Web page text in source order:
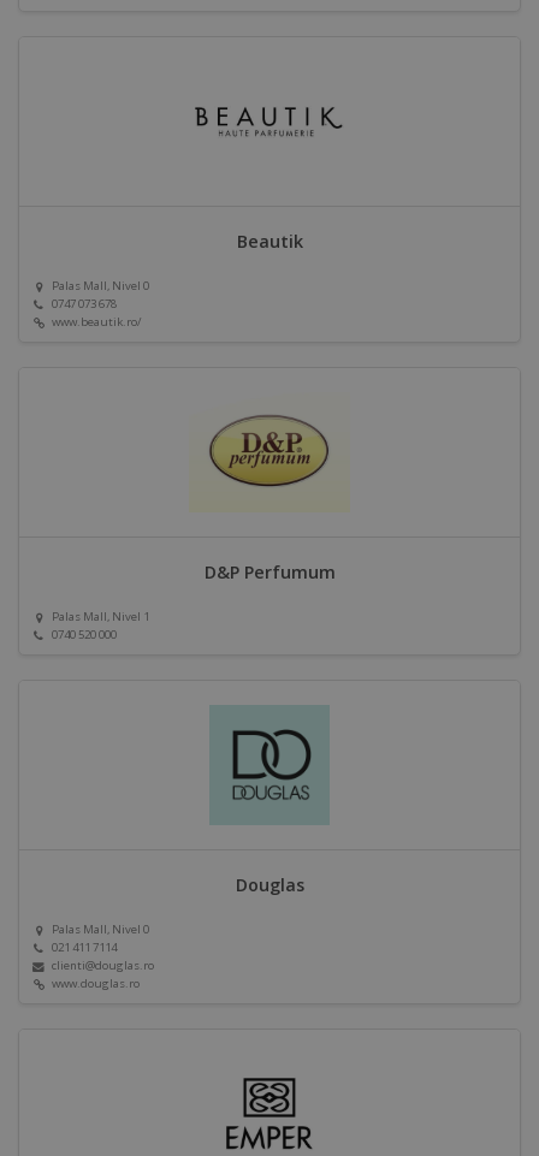
Beautik
Palas Mall, Nivel 0
0747 073 678
www.beautik.ro/
D&P Perfumum
Palas Mall, Nivel 1
0740 520 000
Douglas
Palas Mall, Nivel 0
021 411 7114
clienti@douglas.ro
www.douglas.ro